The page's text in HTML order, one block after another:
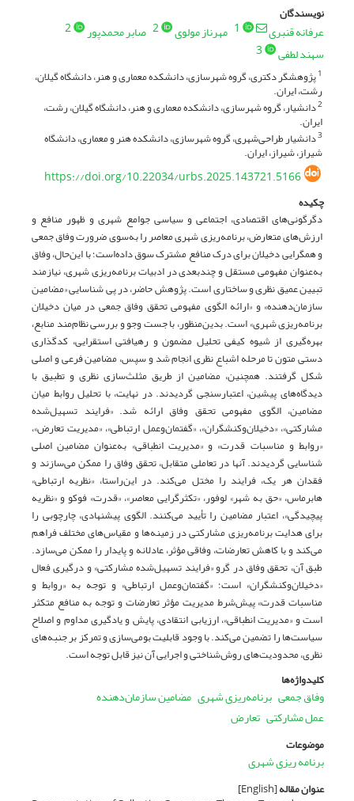
نویسندگان
عرفانه قنبری 1 مهرناز مولوی 2 صابر محمدپور
2
سهند لطفی
3
1پژوهشگر دکتری، گروه شهرسازی، دانشکده معماری و هنر، دانشگاه گیلان،
رشت، ایران.
2دانشیار، گروه شهرسازی، دانشکده معماری و هنر، دانشگاه گیلان، رشت،
ایران.
3دانشیار طراحی‌شهری، گروه شهرسازی، دانشکده هنر و معماری، دانشگاه
شیراز، شیراز، ایران.
https://doi.org/10.22034/urbs.2025.143721.5166
چکیده
دگرگونی‌های اقتصادی، اجتماعی و سیاسی جوامع شهری و ظهور منافع و
ارزش‌های متعارض، برنامه‌ریزی شهری معاصر را به‌سوی ضرورت وفاق جمعی
و همگرایی دخیلان برای درک منافع مشترک سوق داده‌است؛ با این‌حال، وفاق
به‌عنوان مفهومی مستقل و چندبعدی در ادبیات برنامه‌ریزی شهری، نیازمند
تبیین عمیق نظری و ساختاری است. پژوهش حاضر، در پی شناسایی «مضامین
سازمان‌دهنده»‌ و «ارائه‌ الگوی مفهومی تحقق وفاق جمعی در میان دخیلان
برنامه‌ریزی شهری» است. بدین‌منظور، با جست وجو و بررسی نظام‌مند منابع،
بهره‌گیری از شیوه کیفی تحلیل مضمون و رهیافتی استقرایی، کدگذاری
دستی متون تا مرحله اشباع نظری انجام شد و سپس، مضامین فرعی و اصلی
شکل گرفتند. همچنین، مضامین از طریق مثلث‌سازی نظری و تطبیق با
دیدگاه‌های پیشین، اعتبارسنجی گردیدند. در نهایت، با تحلیل روابط میان
مضامین، الگوی مفهومی تحقق وفاق ارائه شد. «فرایند تسهیل‌شده
مشارکتی»، «دخیلان‌وکنشگران»، «گفتمان‌وعمل ارتباطی»، «مدیریت تعارض»،
«روابط‌ و مناسبات قدرت» و «مدیریت انطباقی» به‌عنوان مضامین اصلی
شناسایی گردیدند. آنها در تعاملی متقابل، تحقق وفاق را ممکن می‌سازند و
فقدان هر یک، فرایند را مختل می‌کند. در این‌راستا، «نظریه‌ ارتباطی»
هابرماس، «حق به شهر» لوفور، «تکثرگرایی معاصر»، «قدرت» فوکو و «نظریه
پیچیدگی»، اعتبار مضامین را تأیید می‌کنند. الگوی پیشنهادی، چارچوبی را
برای هدایت برنامه‌ریزی مشارکتی در زمینه‌ها و مقیاس‌های مختلف فراهم
می‌کند و با کاهش تعارضات، وفاقی مؤثر، عادلانه و پایدار را ممکن می‌سازد.
طبق آن، تحقق وفاق در گرو «فرایند تسهیل‌شده مشارکتی» و درگیری فعال
«دخیلان‌وکنشگران» است؛ «گفتمان‌وعمل ارتباطی» و توجه به «روابط‌ و
مناسبات قدرت» پیش‌شرط مدیریت مؤثر تعارضات و توجه به منافع متکثر
است و «مدیریت انطباقی»، ارزیابی انتقادی، پایش و یادگیری مداوم و اصلاح
سیاست‌ها را تضمین می‌کند. با وجود قابلیت بومی‌سازی و تمرکز بر جنبه‌های
نظری، محدودیت‌های روش‌شناختی و اجرایی آن نیز قابل توجه است.
کلیدواژه‌ها
وفاق جمعی برنامه‌ریزی شهری مضامین سازمان‌دهنده
عمل مشارکتی تعارض
موضوعات
برنامه ریزی شهری
عنوان مقاله[English]